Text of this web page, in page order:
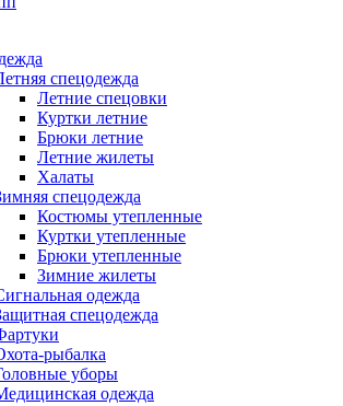
спецодежда
Летние спецовки
Куртки летние
Брюки летние
Летние жилеты
Халаты
спецодежда
Костюмы утепленные
Куртки утепленные
Брюки утепленные
Зимние жилеты
одежда
спецодежда
рыбалка
уборы
одежда